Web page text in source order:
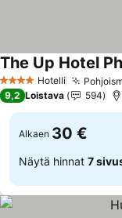
4 Tähtiluokitus
Hotelli
9,2 Loistava 594
Alkaen 30 €
Näytä hinnat 7